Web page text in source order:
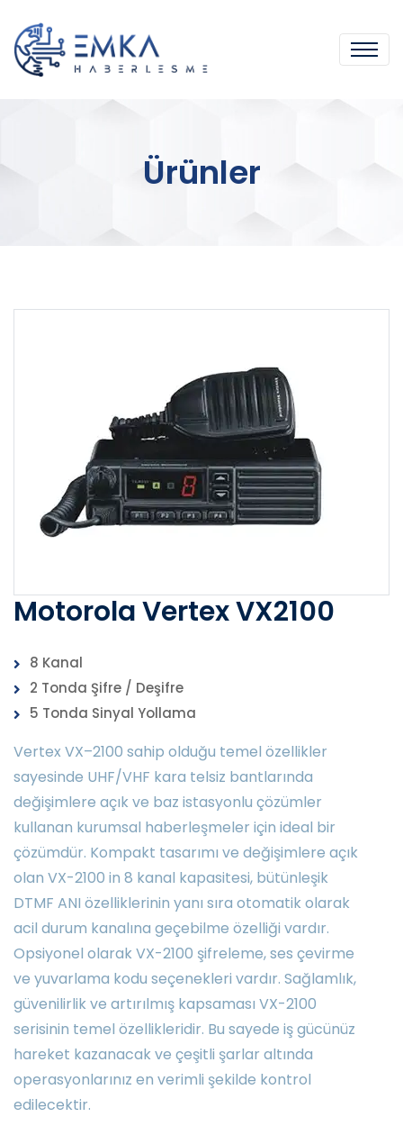
Ürünler
Motorola Vertex VX2100
8 Kanal
2 Tonda Şifre / Deşifre
5 Tonda Sinyal Yollama
Vertex VX–2100 sahip olduğu temel özellikler
sayesinde UHF/VHF kara telsiz bantlarında
değişimlere açık ve baz istasyonlu çözümler
kullanan kurumsal haberleşmeler için ideal bir
çözümdür. Kompakt tasarımı ve değişimlere açık
olan VX-2100 in 8 kanal kapasitesi, bütünleşik
DTMF ANI özelliklerinin yanı sıra otomatik olarak
acil durum kanalına geçebilme özelliği vardır.
Opsiyonel olarak VX-2100 şifreleme, ses çevirme
ve yuvarlama kodu seçenekleri vardır. Sağlamlık,
güvenilirlik ve artırılmış kapsaması VX-2100
serisinin temel özellikleridir. Bu sayede iş gücünüz
hareket kazanacak ve çeşitli şarlar altında
operasyonlarınız en verimli şekilde kontrol
edilecektir.